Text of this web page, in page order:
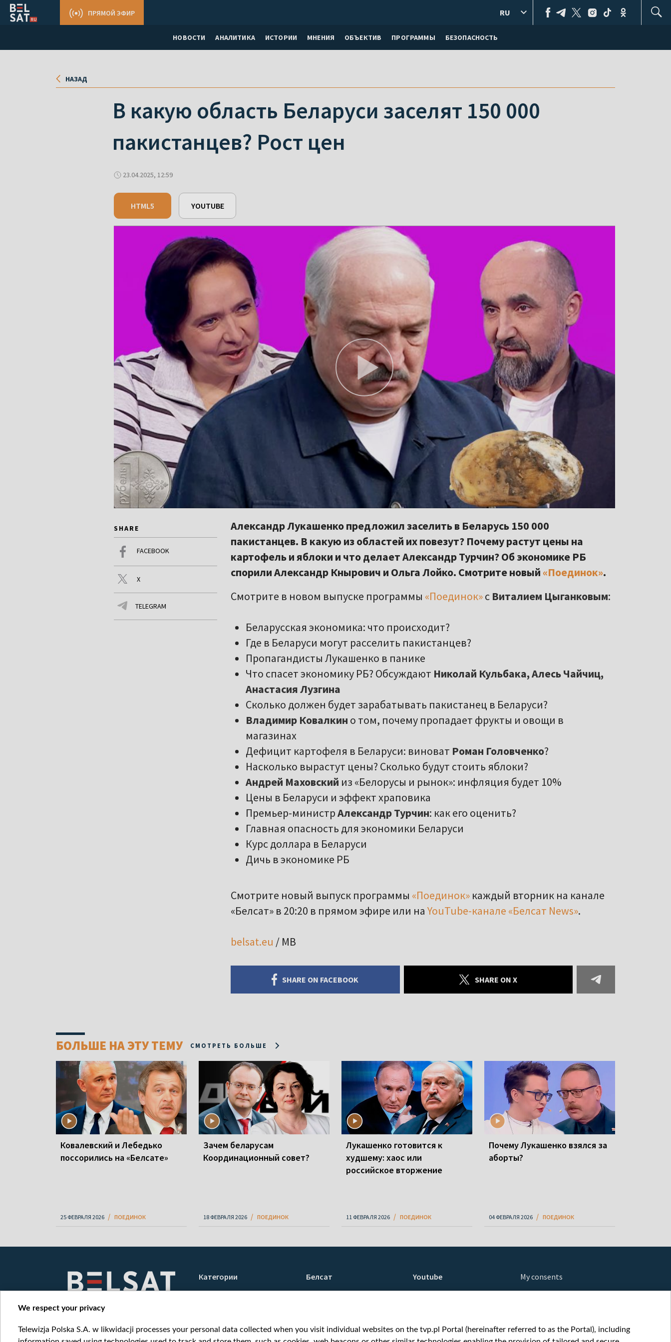
НОВОСТИ АНАЛИТИКА ИСТОРИИ МНЕНИЯ ОБЪЕКТИВ ПРОГРАММЫ БЕЗОПАСНОСТЬ
ПРЯМОЙ ЭФИР RU
НАЗАД
В какую область Беларуси заселят 150 000
пакистанцев? Рост цен
23.04.2025, 12:59
HTML5 YOUTUBE
SHARE
FACEBOOK
X
TELEGRAM
Александр Лукашенко предложил заселить в Беларусь 150 000
пакистанцев. В какую из областей их повезут? Почему растут цены на
картофель и яблоки и что делает Александр Турчин? Об экономике РБ
спорили Александр Кнырович и Ольга Лойко. Смотрите новый «Поединок».
Смотрите в новом выпуске программы «Поединок»с Виталием Цыганковым:
Беларусская экономика: что происходит?
Где в Беларуси могут расселить пакистанцев?
Пропагандисты Лукашенко в панике
Что спасет экономику РБ? Обсуждают Николай Кульбака, Алесь Чайчиц,
Анастасия Лузгина
Сколько должен будет зарабатывать пакистанец в Беларуси?
Владимир Ковалкин о том, почему пропадает фрукты и овощи в
магазинах
Дефицит картофеля в Беларуси: виноват Роман Головченко?
Насколько вырастут цены? Сколько будут стоить яблоки?
Андрей Маховский из «Белорусы и рынок»: инфляция будет 10%
Цены в Беларуси и эффект храповика
Премьер-министрАлександр Турчин: как его оценить?
Главная опасность для экономики Беларуси
Курс доллара в Беларуси
Дичь в экономике РБ
Смотрите новый выпуск программы «Поединок» каждый вторник на канале
«Белсат» в 20:20 в прямом эфире или на YouTube-канале «Белсат News».
belsat.eu / МВ
SHARE ON FACEBOOK SHARE ON X
БОЛЬШЕ НА ЭТУ ТЕМУ СМОТРЕТЬ БОЛЬШЕ
Ковалевский и Лебедько
поссорились на «Белсате»
25 ФЕВРАЛЯ 2026 ПОЕДИНОК
Зачем беларусам
Координационный совет?
18 ФЕВРАЛЯ 2026 ПОЕДИНОК
Лукашенко готовится к
худшему: хаос или
российское вторжение
11 ФЕВРАЛЯ 2026 ПОЕДИНОК
Почему Лукашенко взялся за
аборты?
04 ФЕВРАЛЯ 2026 ПОЕДИНОК
Категории
Новости
Онлайн
Белсат
О нас
Ценности «Белсата»
Youtube
Белсат news
Belsat English
My consents
We respect your privacy
Telewizja Polska S.A. w likwidacji processes your personal data collected when you visit individual websites on the tvp.pl Portal (hereinafter referred to as the Portal), including